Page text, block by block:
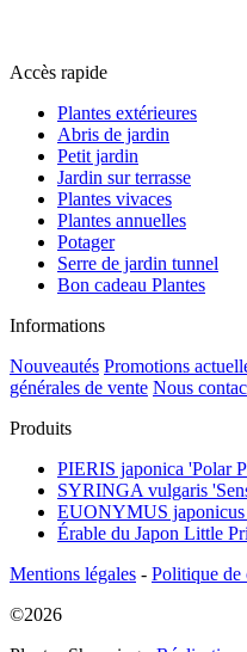
Accès rapide
Plantes extérieures
Abris de jardin
Petit jardin
Jardin sur terrasse
Plantes vivaces
Plantes annuelles
Potager
Serre de jardin tunnel
Bon cadeau Plantes
Informations
Nouveautés Promotions
générales de vente Nous
Produits
PIERIS japonica 'Polar
SYRINGA vulgaris
EUONYMUS japonicus
Érable du Japon Little
Mentions légales - Politique de
©2026